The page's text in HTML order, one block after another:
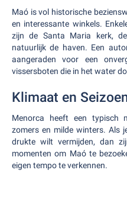
Maó is vol historische
en interessante winkels.
zijn de Santa Maria kerk,
natuurlijk de haven. Een
aangeraden voor een
vissersboten die in het water
Klimaat en
Menorca heeft een typisch
zomers en milde winters. Als
drukte wilt vermijden, dan
momenten om Maó te
eigen tempo te verkennen.